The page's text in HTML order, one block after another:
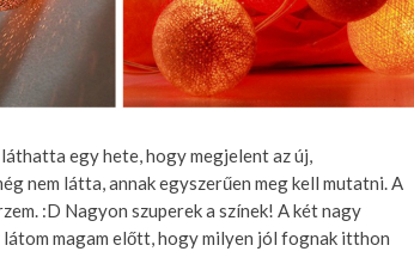
egy hete, hogy megjelent az új,
nem látta, annak egyszerűen meg kell mutatni. A
:D Nagyon szuperek a színek! A két nagy
látom magam előtt, hogy milyen jól fognak itthon